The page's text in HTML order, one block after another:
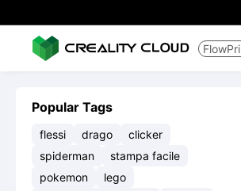
Popular Tags
flessi drago
clicker
spiderman
stampa facile
pokemon
lego